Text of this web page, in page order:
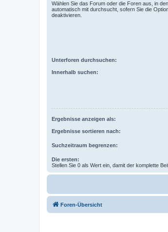
Wählen Sie das Forum oder die Foren aus, in
automatisch mit durchsucht, sofern Sie die
deaktivieren.
Unterforen durchsuchen:
Innerhalb suchen:
Ergebnisse anzeigen als:
Ergebnisse sortieren nach:
Suchzeitraum begrenzen:
Die ersten:
Stellen Sie 0 als Wert ein, damit der komplette
Foren-Übersicht